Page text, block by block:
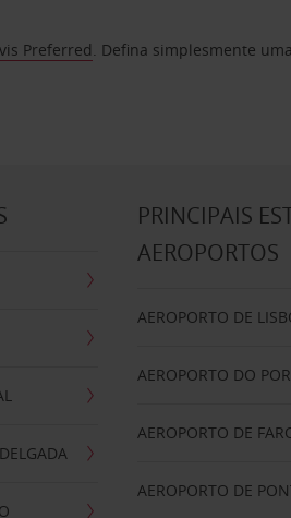
Preferred. Defina simplesmente
PRINCIPAIS
AEROPORTOS
AEROPORTO DE
AEROPORTO DO
AEROPORTO DE
AEROPORTO DE